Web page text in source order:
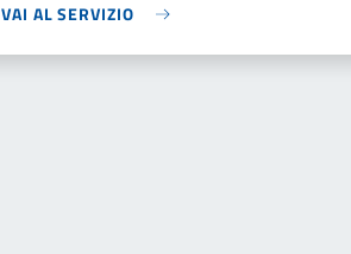
VAI AL SERVIZIO